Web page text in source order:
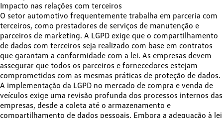
Impacto nas relações com terceiros
O setor automotivo frequentemente trabalha em parceria com
terceiros, como prestadores de serviços de manutenção e
parceiros de marketing. A LGPD exige que o compartilhamento
de dados com terceiros seja realizado com base em contratos
que garantam a conformidade com a lei. As empresas devem
assegurar que todos os parceiros e fornecedores estejam
comprometidos com as mesmas práticas de proteção de dados.
A implementação da LGPD no mercado de compra e venda de
veículos exige uma revisão profunda dos processos internos das
empresas, desde a coleta até o armazenamento e
compartilhamento de dados pessoais. Embora a adequação à lei